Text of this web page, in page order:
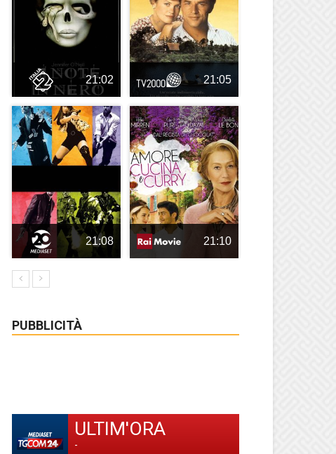
21:02 21:05
21:08 21:10
PUBBLICITÀ
ULTIM'ORA
-